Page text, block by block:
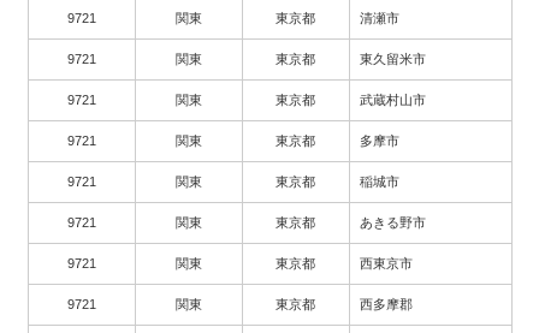
9721 関東 東京都 清瀬市
9721 関東 東京都 東久留米市
9721 関東 東京都 武蔵村山市
9721 関東 東京都 多摩市
9721 関東 東京都 稲城市
9721 関東 東京都 あきる野市
9721 関東 東京都 西東京市
9721 関東 東京都 西多摩郡